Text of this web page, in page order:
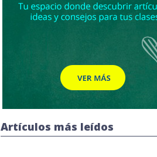
Artículos más leídos